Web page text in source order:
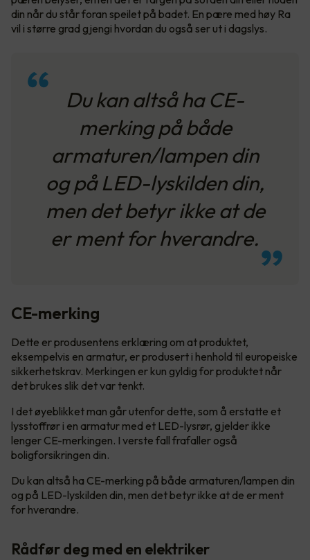
din når du står foran speilet på badet. En pære med høy Ra
vil i større grad gjengi hvordan du også ser ut i dagslys.
Du kan altså ha CE-
merking på både
armaturen/lampen din
og på LED-lyskilden din,
men det betyr ikke at de
er ment for hverandre.
CE-merking
Dette er produsentens erklæring om at produktet,
eksempelvis en armatur, er produsert i henhold til europeiske
sikkerhetskrav. Merkingen er kun gyldig for produktet når
det brukes slik det var tenkt.
I det øyeblikket man går utenfor dette, som å erstatte et
lysstoffrør i en armatur med et LED-lysrør, gjelder ikke
lenger CE-merkingen. I verste fall frafaller også
boligforsikringen din.
Du kan altså ha CE-merking på både armaturen/lampen din
og på LED-lyskilden din, men det betyr ikke at de er ment
for hverandre.
Rådfør deg med en elektriker